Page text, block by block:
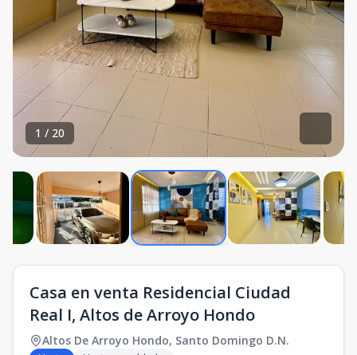
1 / 20
Casa en venta Residencial Ciudad
Real I, Altos de Arroyo Hondo
Altos De Arroyo Hondo, Santo Domingo D.N.